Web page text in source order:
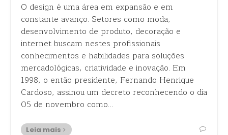
O design é uma área em expansão e em
constante avanço. Setores como moda,
desenvolvimento de produto, decoração e
internet buscam nestes profissionais
conhecimentos e habilidades para soluções
mercadológicas, criatividade e inovação. Em
1998, o então presidente, Fernando Henrique
Cardoso, assinou um decreto reconhecendo o dia
05 de novembro como…
Leia mais